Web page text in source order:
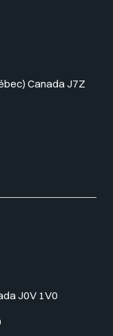
Canada J7Z
J0V 1V0